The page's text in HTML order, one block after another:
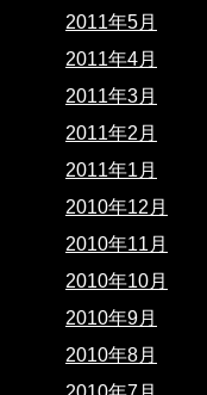
2011年5月
2011年4月
2011年3月
2011年2月
2011年1月
2010年12月
2010年11月
2010年10月
2010年9月
2010年8月